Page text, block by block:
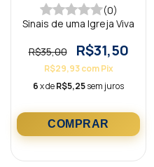
(0)
Sinais de uma Igreja Viva
R$35,00 R$31,50
R$29,93com Pix
6x deR$5,25sem juros